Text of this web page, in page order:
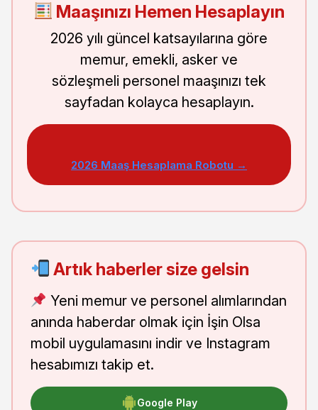
Maaşınızı Hemen Hesaplayın
2026 yılı güncel katsayılarına göre
memur, emekli, asker ve
sözleşmeli personel maaşınızı tek
sayfadan kolayca hesaplayın.
2026 Maaş Hesaplama Robotu →
Artık haberler size gelsin
Yeni memur ve personel alımlarından
anında haberdar olmak için İşin Olsa
mobil uygulamasını indir ve Instagram
hesabımızı takip et.
Google Play